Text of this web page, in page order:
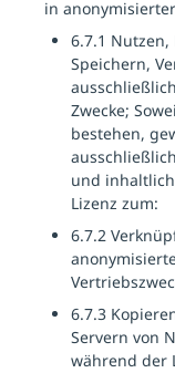
in
6.7.1
Speichern,
Zwecke;
bestehen,
und
Lizenz zum:
6.7.2
6.7.3
Servern von
während der